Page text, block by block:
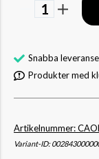
1
Snabba
Produkter med
Artikelnummer:
Variant-ID: